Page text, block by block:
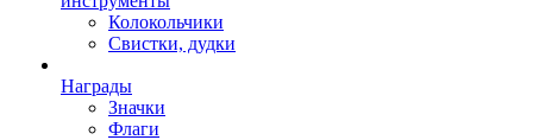
Колокольчики
Свистки, дудки
Награды
Значки
Флаги